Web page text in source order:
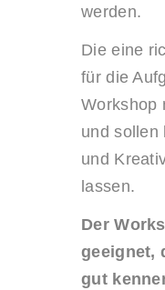
werden.
Die eine
für die
Workshop
und sollen
und
lassen.
Der
geeignet,
gut